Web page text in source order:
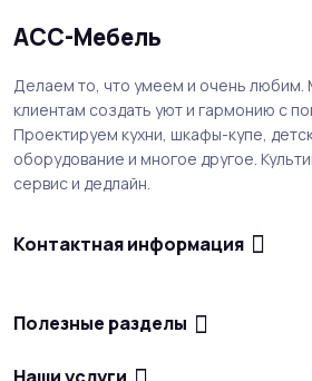
АСС-Мебель
Делаем то, что умеем и очень
клиентам создать уют и гармонию с
Проектируем кухни, шкафы-купе,
оборудование и многое другое.
сервис и дедлайн.
Контактная информация
Полезные разделы